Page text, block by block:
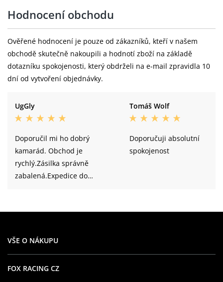
Hodnocení obchodu
Ověřené hodnocení je pouze od zákazníků, kteří v našem
obchodě skutečně nakoupili a hodnotí zboží na základě
dotazníku spokojenosti, který obdrželi na e-mail zpravidla 10
dní od vytvoření objednávky.
UgGly
Doporučil mi ho dobrý
kamarád. Obchod je
rychlý.Zásilka správně
zabalená.Expedice do
Ano.Určitě bych doporučil
Tomáš Wolf
Doporučuji absolutní
spokojenost
VŠE O NÁKUPU
FOX RACING CZ